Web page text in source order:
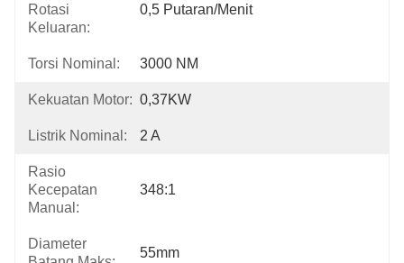
Rotasi
Keluaran:
0,5 Putaran/menit
Torsi Nominal: 3000 NM
Kekuatan Motor: 0,37KW
Listrik Nominal: 2 A
Rasio
Kecepatan
Manual:
348:1
Diameter
55mm